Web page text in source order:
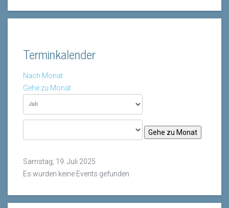
Terminkalender
Nach Monat
Gehe zu Monat
Gehe zu Monat
Samstag, 19. Juli 2025
Es wurden keine Events gefunden